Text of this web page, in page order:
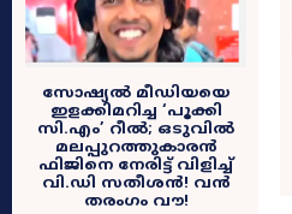
സോഷ്യൽ മീഡിയയെ
ഇളക്കിമറിച്ച ‘പൂക്കി
സി.എം’ റീൽ; ഒടുവിൽ
മലപ്പുറത്തുകാരൻ
ഫിജിനെ നേരിട്ട് വിളിച്ച്
വി.ഡി സതീശൻ! വൻ
തരംഗം വൗ!